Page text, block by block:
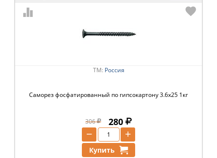
ТМ: Россия
Саморез фосфатированный по гипсокартону 3.6х25 1кг
306 280
+
−
Купить